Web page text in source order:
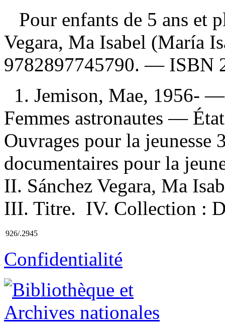
Pour enfants de 5 ans et
Vegara, Ma Isabel (María
9782897745790. — ISBN
1. Jemison, Mae, 1956-
Femmes astronautes —
Ouvrages pour la
documentaires pour la
II. Sánchez Vegara, Ma
III. Titre. IV. Collection :
926/.2945
Confidentialité